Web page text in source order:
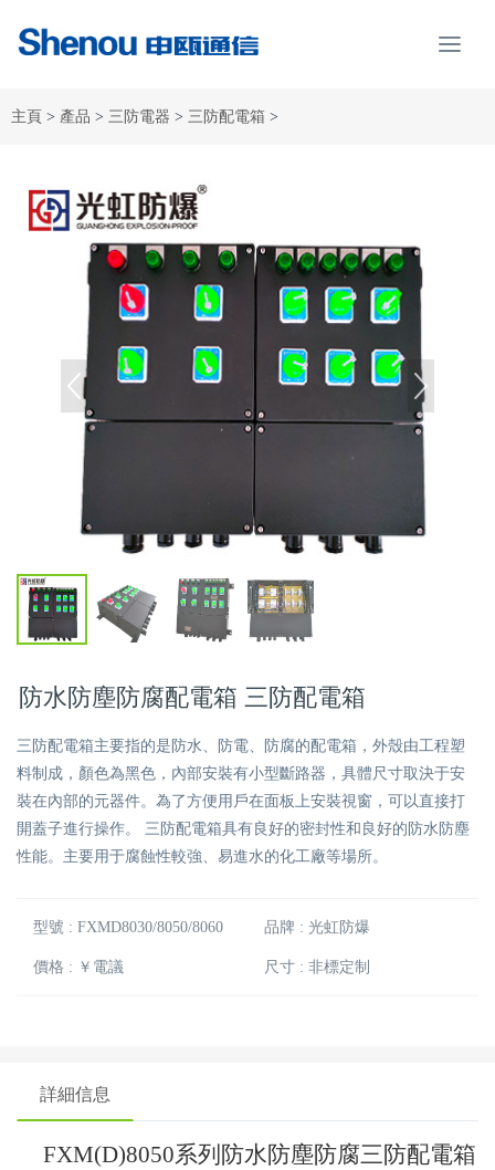
主頁 > 產品 > 三防電器 > 三防配電箱 >
防水防塵防腐配電箱 三防配電箱
三防配電箱主要指的是防水、防電、防腐的配電箱，外殼由工程塑
料制成，顏色為黑色，內部安裝有小型斷路器，具體尺寸取決于安
裝在內部的元器件。為了方便用戶在面板上安裝視窗，可以直接打
開蓋子進行操作。 三防配電箱具有良好的密封性和良好的防水防塵
性能。主要用于腐蝕性較強、易進水的化工廠等場所。
型號 : FXMD8030/8050/8060 品牌 : 光虹防爆
價格 : ￥電議 尺寸 : 非標定制
詳細信息
FXM(D)8050系列 防水防塵防腐三防配電箱